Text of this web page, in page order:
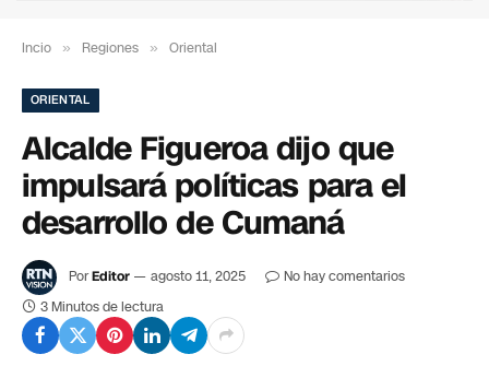
Incio » Regiones » Oriental
ORIENTAL
Alcalde Figueroa dijo que
impulsará políticas para el
desarrollo de Cumaná
PorEditor agosto 11, 2025
No hay comentarios
3 Minutos de lectura